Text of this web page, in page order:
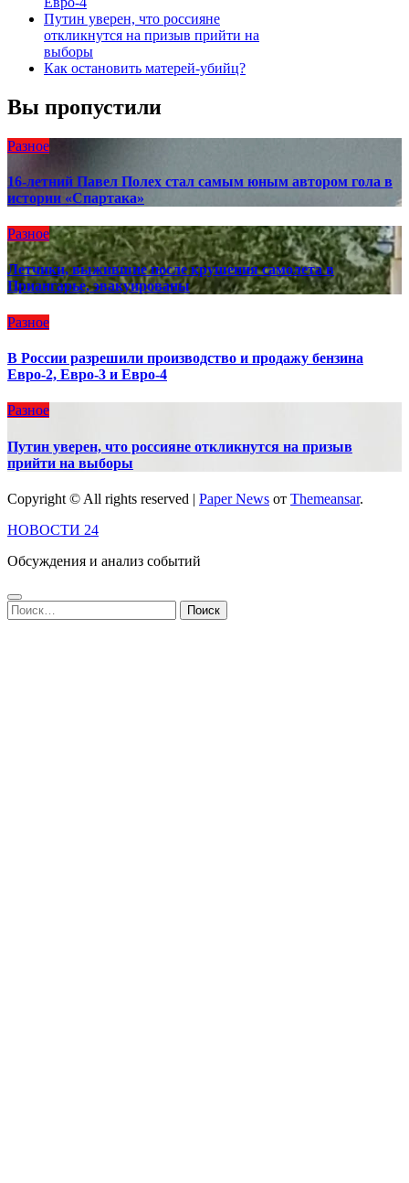
Путин уверен, что россияне
откликнутся на призыв прийти на
выборы
Как остановить матерей-убийц?
Вы пропустили
Разное
16-летний Павел Полех стал самым юным автором гола в
истории «Спартака»
Разное
Летчики, выжившие после крушения самолета в
Приангарье, эвакуированы
Разное
В России разрешили производство и продажу бензина
Евро-2, Евро-3 и Евро-4
Разное
Путин уверен, что россияне откликнутся на призыв
прийти на выборы
Copyright © All rights reserved | Paper News от Themeansar.
НОВОСТИ 24
Обсуждения и анализ событий
Найти: